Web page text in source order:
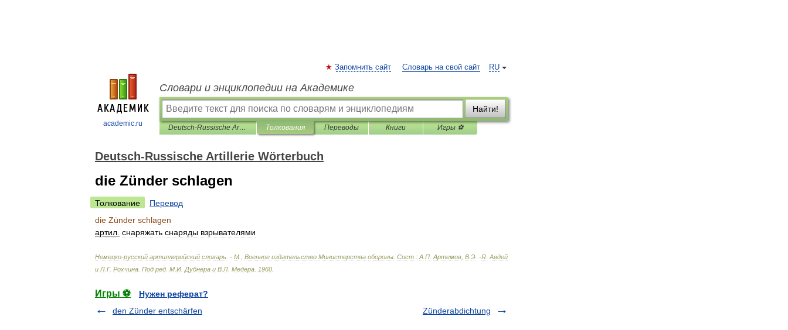
academic.ru
RU
Запомнить сайт Словарь на свой сайт
Словари и энциклопедии на Академике
Найти!
Deutsch-Russische Artillerie Wörterbuch Толкования Переводы Книги Игры ⚽
Deutsch-Russische Artillerie Wörterbuch
die Zünder schlagen
Толкование
Перевод
die Zünder schlagen
артил снаряжать снаряды взрывателями
Немецко-русский артиллерийский словарь . - М Военное издательство Министерства обороны Сост : А П Артемов В Э . -Я Авдей
и Л Г. Рохчина Под ред М И Дубнера и В Л Медера 1960
Игры ⚽
Нужен реферат?
den Zünder entschärfen
Zünderabdichtung